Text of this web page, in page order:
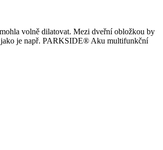
volně dilatovat. Mezi dveřní obložkou by
jako je např. PARKSIDE® Aku multifunkční